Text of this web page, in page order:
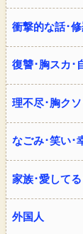
衝撃的な話･
復讐･胸スカ･
理不尽･胸ク
なごみ･笑い･
家族･愛して
外国人